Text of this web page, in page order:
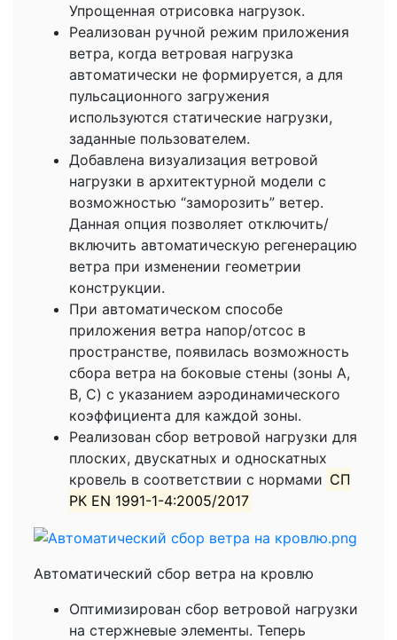
Упрощенная отрисовка нагрузок.
Реализован ручной режим приложения
ветра, когда ветровая нагрузка
автоматически не формируется, а для
пульсационного загружения
используются статические нагрузки,
заданные пользователем.
Добавлена визуализация ветровой
нагрузки в архитектурной модели с
возможностью “заморозить” ветер.
Данная опция позволяет отключить/
включить автоматическую регенерацию
ветра при изменении геометрии
конструкции.
При автоматическом способе
приложения ветра напор/отсос в
пространстве, появилась возможность
сбора ветра на боковые стены (зоны A,
B, C) с указанием аэродинамического
коэффициента для каждой зоны.
Реализован сбор ветровой нагрузки для
плоских, двускатных и односкатных
кровель в соответствии с нормами СП
РК EN 1991-1-4:2005/2017
Автоматический сбор ветра на кровлю
Оптимизирован сбор ветровой нагрузки
на стержневые элементы. Теперь